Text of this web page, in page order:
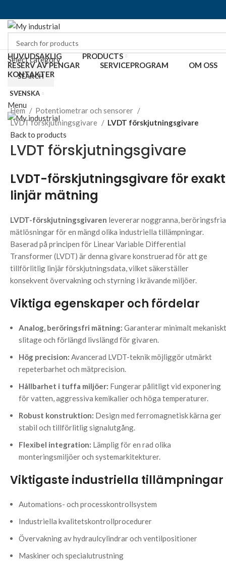
Select category
SEARCH
SVENSKA
Menu
HUVUDSAKLIG
PRODUCTS
RESERV AV PENGAR
SERVICEPROGRAM
OM OSS
KONTAKTER
Click to enlarge
Hem
Potentiometrar och sensorer
LVDT förskjutningsgivare
LVDT förskjutningsgivare
Back to products
LVDT förskjutningsgivare
LVDT-förskjutningsgivare för exakt
linjär mätning
LVDT-förskjutningsgivaren levererar noggranna, beröringsfria
mätlösningar för en mängd olika industriella tillämpningar.
Baserad på principen för Linear Variable Differential
Transformer (LVDT) är denna givare konstruerad för att ge
tillförlitlig linjär förskjutningsdata, vilket säkerställer
konsekvent övervakning och styrning i krävande miljöer.
Viktiga egenskaper och fördelar
Analog, beröringsfri mätning: Garanterar minimalt mekaniskt
slitage och förlängd livslängd för givaren.
Hög precision: Avancerad LVDT-teknik möjliggör utmärkt
repeterbarhet och mätprecision.
Hållbarhet i tuffa miljöer: Fungerar pålitligt vid exponering
för vatten, aggressiva kemikalier och höga temperaturer.
Robust konstruktion: Design med ferromagnetisk kärna ger
stabil och tillförlitlig signalutgång.
Flexibel integration: Lämplig för en rad olika
monteringsmiljöer och systemarkitekturer.
Viktigaste industriella tillämpningar
Automations- och processkontrollsystem
Industriella kvalitetskontrollprocedurer
Övervakning av hydraulcylindrar och ventilpositioner
Maskiner och specialutrustning